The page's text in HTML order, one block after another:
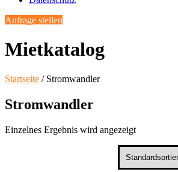
Anfrage stellen
Mietkatalog
Startseite / Stromwandler
Stromwandler
Einzelnes Ergebnis wird angezeigt